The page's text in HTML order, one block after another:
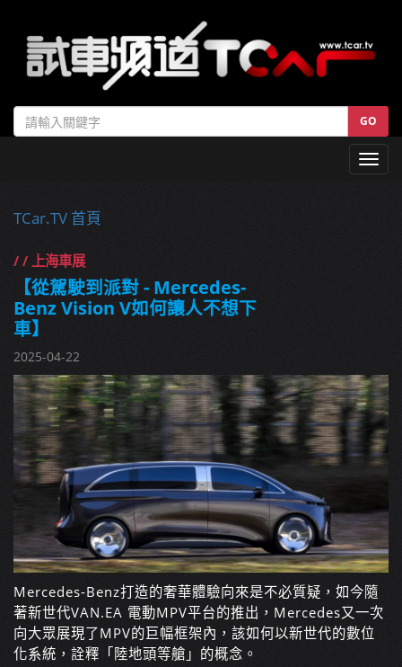
GO
TCar.TV 首頁
/ / 上海車展
【從駕駛到派對 - Mercedes-
Benz Vision V如何讓人不想下
車】
2025-04-22
Mercedes-Benz打造的奢華體驗向來是不必質疑，如今隨
著新世代VAN.EA 電動MPV平台的推出，Mercedes又一次
向大眾展現了MPV的巨幅框架內，該如何以新世代的數位
化系統，詮釋「陸地頭等艙」的概念。